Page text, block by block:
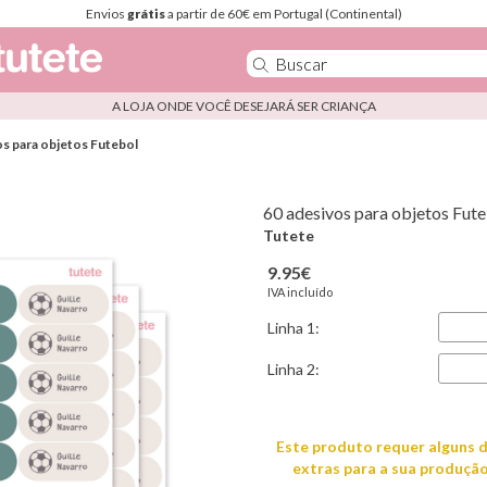
Envios grátisa partir de 60€ em Portugal (Continental)
A LOJA ONDE VOCÊ DESEJARÁ SER CRIANÇA
para objetos Futebol
60 adesivos para objetos
Tutete
9.95€
IVA incluído
Linha 1:
Linha 2:
Este produto requer alguns
extras para a sua